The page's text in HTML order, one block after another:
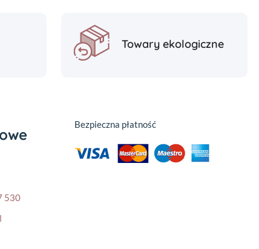
Towary ekologiczne
530
Bezpieczna płatność